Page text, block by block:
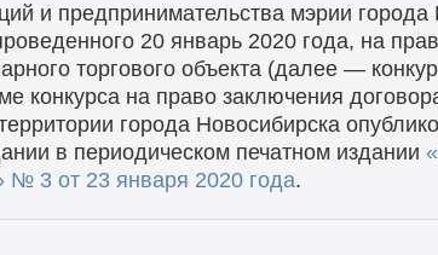
и предпринимательства мэрии города
20 январь 2020 года, на
торгового объекта (далее —
конкурса на право заключения
города Новосибирска
в периодическом печатном издании
№ 3от 23января 2020года.